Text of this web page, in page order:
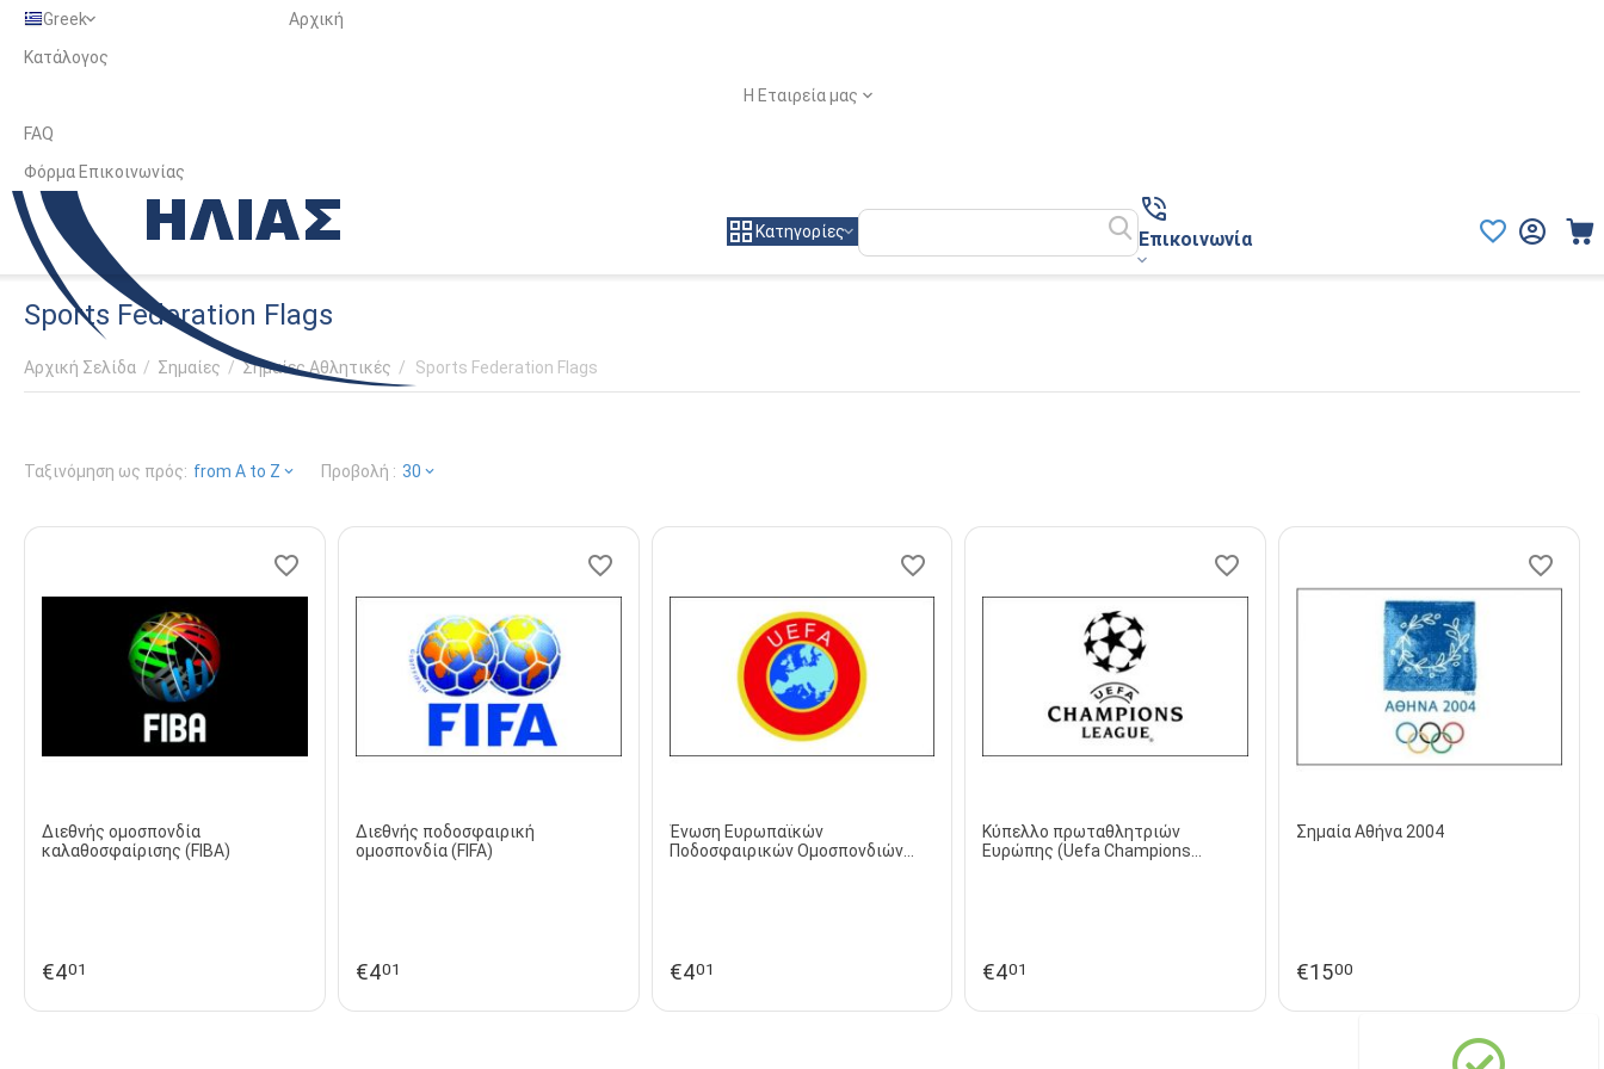
Greek
Αρχική
Κατάλογος
Η Εταιρεία μας
FAQ
Φόρμα Επικοινωνίας
Κατηγορίες Επικοινωνία
Sports Federation Flags
Αρχική Σελίδα / Σημαίες / Σημαίες Αθλητικές / Sports Federation Flags
Ταξινόμηση ως πρός: from A to Z Προβολή : 30
Διεθνής ομοσπονδία
καλαθοσφαίρισης (FIBA)
€401
Διεθνής ποδοσφαιρική
ομοσπονδία (FIFA)
€401
Ένωση Ευρωπαϊκών
Ποδοσφαιρικών Ομοσπονδιών
€401
Κύπελλο πρωταθλητριών
Ευρώπης (Uefa Champions
€401
Σημαία Αθήνα 2004
€1500